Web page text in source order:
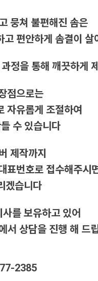
뭉쳐 불편해진 솜은
편안하게 솜결이 살
정을 통해 깨끗하게
점으로는
자유롭게 조절하여
수 있습니다
제작까지
표번호로 접수해주시
겠습니다
를 보유하고 있어
서 상담을 진행 해 드
2385